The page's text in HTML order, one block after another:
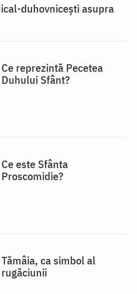
duhovnicești asupra
Ce reprezintă Pecetea
Duhului Sfânt?
Ce este Sfânta
Proscomidie?
Tămâia, ca simbol al
rugăciunii